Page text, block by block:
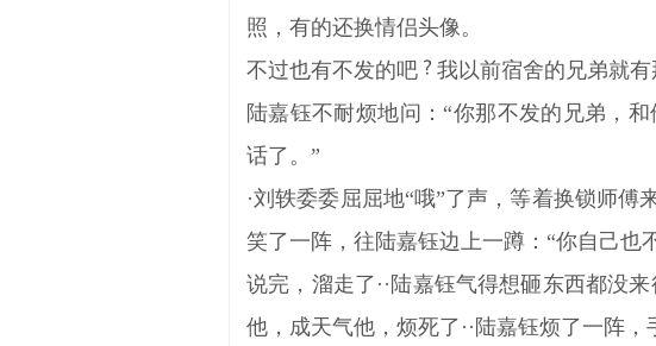
照，有的还换情侣头像。
不过也有不发的吧
我以前宿舍的兄弟就有
陆嘉钰不耐烦地问：“你那不发的兄弟，
话了。”
·刘轶委委屈屈地“哦”了声，等着换锁师傅
笑了一阵，往陆嘉钰边上一蹲：“你自己也
说完，溜走了··陆嘉钰气得想砸东西都没
他，成天气他，烦死了··陆嘉钰烦了一阵